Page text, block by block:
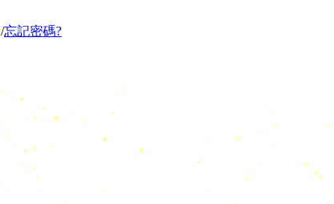
/忘記密碼?